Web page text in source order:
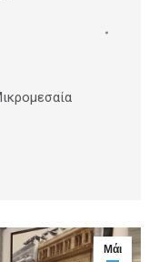
Μάι